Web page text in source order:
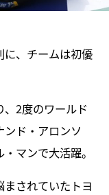
に、チームは初優
、2度のワールド
ド・アロンソ
マンで大活躍。
されていたトヨ